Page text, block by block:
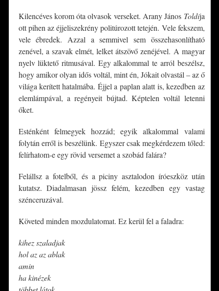
Kilencéves korom óta olvasok verseket. Arany János Toldija
ott pihen az éjjeliszekrény politúrozott tetején. Vele fekszem,
vele ébredek. Azzal a semmivel sem összehasonlítható
zenével, a szavak elmét, lelket átszövő zenéjével. A magyar
nyelv lüktető ritmusával. Egy alkalommal te arról beszélsz,
hogy amikor olyan idős voltál, mint én, Jókait olvastál – az ő
világa kerített hatalmába. Éjjel a paplan alatt is, kezedben az
elemlámpával, a regényeit bújtad. Képtelen voltál letenni
őket.
Esténként felmegyek hozzád; egyik alkalommal valami
folytán erről is beszélünk. Egyszer csak megkérdezem tőled:
felírhatom-e egy rövid versemet a szobád falára?
Felállsz a fotelből, és a piciny asztalodon íróeszköz után
kutatsz. Diadalmasan jössz felém, kezedben egy vastag
szénceruzával.
Követed minden mozdulatomat. Ez kerül fel a faladra:
kihez szaladjak
hol az az ablak
amin
ha kinézek